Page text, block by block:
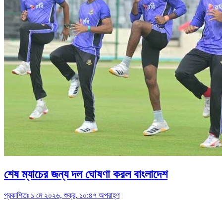
শেষ ম্যাচের জন্য দল ঘোষণা করল বাংলাদেশ
প্রকাশিতঃ ১ মে ২০২৬, শুক্র, ১০:৪৭ অপরাহ্ণ